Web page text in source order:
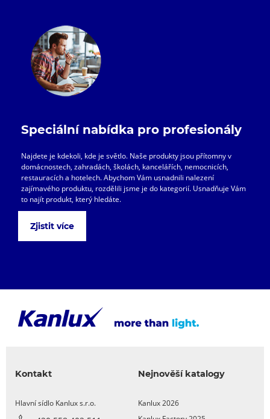
Speciální nabídka pro profesionály
Najdete je kdekoli, kde je světlo. Naše produkty jsou přítomny v
domácnostech, zahradách, školách, kancelářích, nemocnicích,
restauracích a hotelech. Abychom Vám usnadnili nalezení
zajímavého produktu, rozdělili jsme je do kategorií. Usnadňuje Vám
to najít produkt, který hledáte.
Zjistit více
Kontakt
Hlavní sídlo Kanlux s.r.o.
Nejnověší katalogy
Kanlux 2026